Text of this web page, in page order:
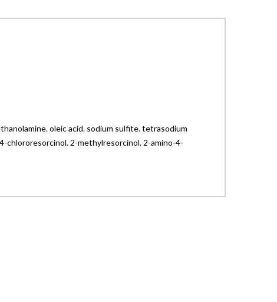
oleic acid. sodium sulfite. tetrasodium
chlororesorcinol. 2-methylresorcinol. 2-amino-4-